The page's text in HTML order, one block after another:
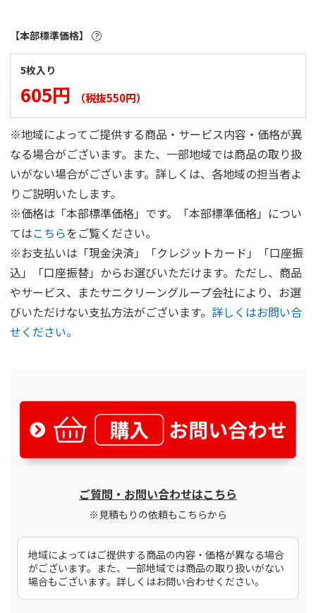
【本部標準価格】
5枚入り
605円 （税抜550円）
※地域によってご提供する商品・サービス内容・価格が異
なる場合がございます。また、一部地域では商品の取り扱
いがない場合がございます。詳しくは、各地域の担当者よ
りご説明いたします。
※価格は「本部標準価格」です。「本部標準価格」につい
てはこちらをご覧ください。
※お支払いは「現金決済」「クレジットカード」「口座振
込」「口座振替」からお選びいただけます。ただし、商品
やサービス、またサニクリーングループ会社により、お選
びいただけない支払方法がございます。 詳しくはお問い合
せください。
ご質問・お問い合わせはこちら
※見積もりの依頼もこちらから
地域によってはご提供する商品の内容・価格が異なる場合
がございます。また、一部地域では商品の取り扱いがない
場合もございます。詳しくはお問い合わせください。